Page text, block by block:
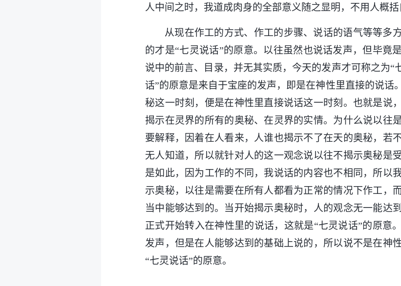
人中间之时，我道成肉身的全部意义随之显明，不用人概括
从现在作工的方式、作工的步骤、说话的语气等等多
的才是“七灵说话”的原意。以往虽然也说话发声，但毕竟
说中的前言、目录，并无其实质，今天的发声才可称之为“
话”的原意是来自于宝座的发声，即是在神性里直接的说话
秘这一时刻，便是在神性里直接说话这一时刻。也就是说
揭示在灵界的所有的奥秘、在灵界的实情。为什么说以往
要解释，因着在人看来，人谁也揭示不了在天的奥秘，若
无人知道，所以就针对人的这一观念说以往不揭示奥秘是
是如此，因为工作的不同，我说话的内容也不相同，所以
示奥秘，以往是需要在所有人都看为正常的情况下作工，
当中能够达到的。当开始揭示奥秘时，人的观念无一能达
正式开始转入在神性里的说话，这就是“七灵说话”的原意
发声，但是在人能够达到的基础上说的，所以说不是在神
“七灵说话”的原意。